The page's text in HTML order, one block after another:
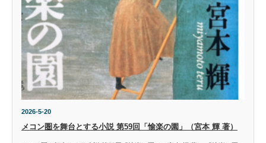
2026-5-20
メコン圏を舞台とする小説 第59回「愉楽の園」（宮本 輝 著）